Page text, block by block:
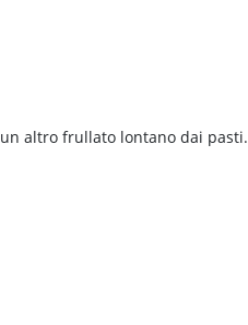
altro frullato lontano dai pasti.